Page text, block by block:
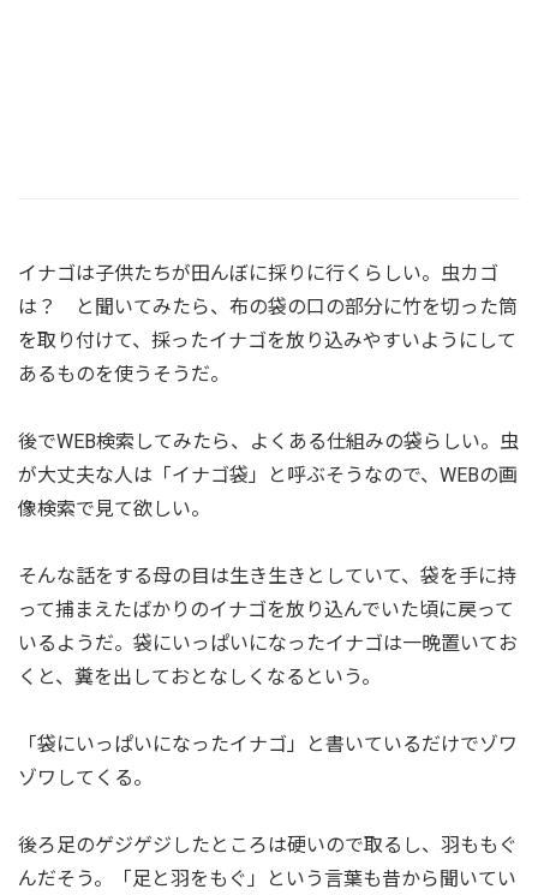
イナゴは子供たちが田んぼに採りに行くらしい。虫カゴ
は？ と聞いてみたら、布の袋の口の部分に竹を切った筒
を取り付けて、採ったイナゴを放り込みやすいようにして
あるものを使うそうだ。
後でWEB検索してみたら、よくある仕組みの袋らしい。虫
が大丈夫な人は「イナゴ袋」と呼ぶそうなので、WEBの画
像検索で見て欲しい。
そんな話をする母の目は生き生きとしていて、袋を手に持
って捕まえたばかりのイナゴを放り込んでいた頃に戻って
いるようだ。袋にいっぱいになったイナゴは一晩置いてお
くと、糞を出しておとなしくなるという。
「袋にいっぱいになったイナゴ」と書いているだけでゾワ
ゾワしてくる。
後ろ足のゲジゲジしたところは硬いので取るし、羽ももぐ
んだそう。「足と羽をもぐ」という言葉も昔から聞いてい